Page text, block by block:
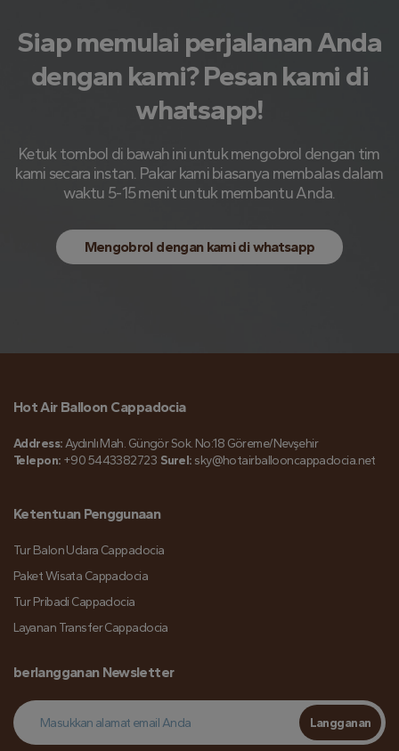
Siap memulai perjalanan Anda
dengan kami? Pesan kami di
whatsapp!
Ketuk tombol di bawah ini untuk mengobrol dengan tim
kami secara instan. Pakar kami biasanya membalas dalam
waktu 5-15 menit untuk membantu Anda.
Mengobrol dengan kami di whatsapp
Hot Air Balloon Cappadocia
Address:Aydınlı Mah. Güngör Sok. No:18 Göreme/Nevşehir
Telepon: +90 5443382723 Surel: sky@hotairballooncappadocia.net
Ketentuan Penggunaan
Tur Balon Udara Cappadocia
Paket Wisata Cappadocia
Tur Pribadi Cappadocia
Layanan Transfer Cappadocia
berlangganan Newsletter
Langganan